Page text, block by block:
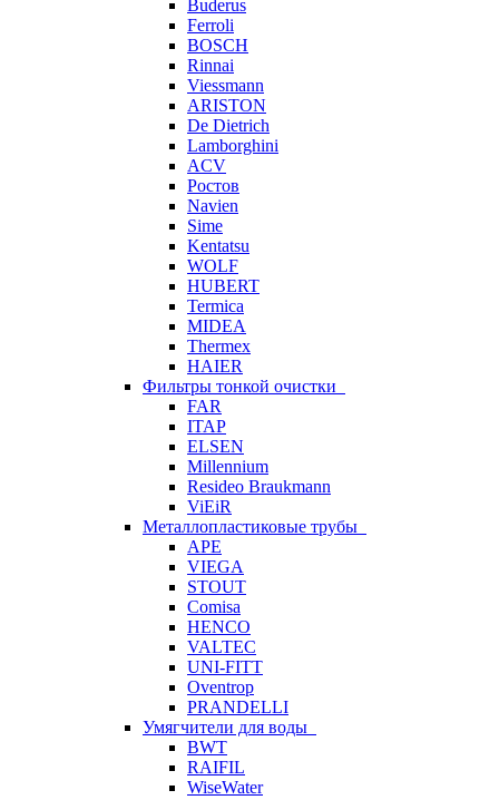
Buderus
Ferroli
BOSCH
Rinnai
Viessmann
ARISTON
De Dietrich
Lamborghini
ACV
Ростов
Navien
Sime
Kentatsu
WOLF
HUBERT
Termica
MIDEA
Thermex
HAIER
Фильтры тонкой очистки
FAR
ITAP
ELSEN
Millennium
Resideo Braukmann
ViEiR
Металлопластиковые трубы
APE
VIEGA
STOUT
Comisa
HENCO
VALTEC
UNI-FITT
Oventrop
PRANDELLI
Умягчители для воды
BWT
RAIFIL
WiseWater